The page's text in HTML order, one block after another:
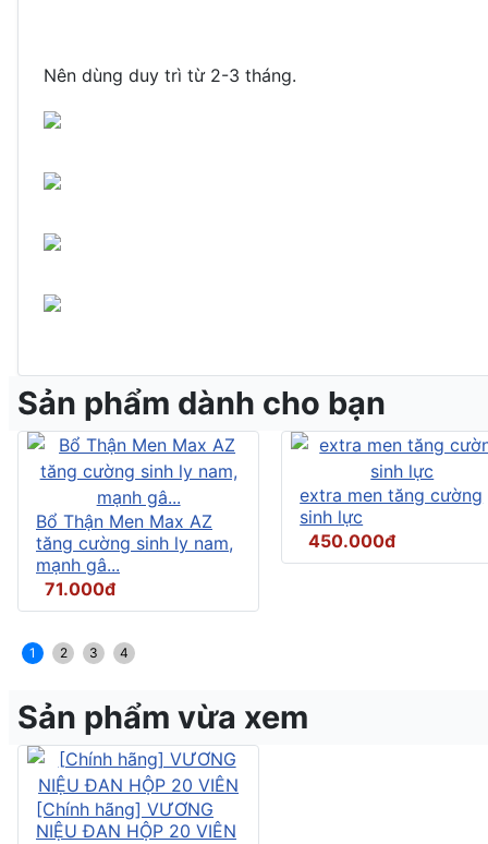
Nên dùng duy trì từ 2-3 tháng.
Sản phẩm dành cho bạn
Bổ Thận Men Max AZ
tăng cường sinh ly nam,
mạnh gâ...
71.000đ
extra men tăng cường
sinh lực
450.000đ
1 2 3 4
Sản phẩm vừa xem
[Chính hãng] VƯƠNG
NIỆU ĐAN HỘP 20 VIÊN